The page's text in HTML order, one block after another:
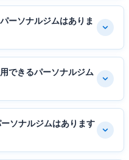
ーソナルジムはありま
できるパーソナルジム
ソナルジムはあります